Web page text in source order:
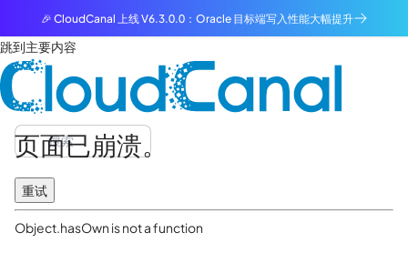
🎉 CloudCanal 上线 V6.3.0.0：Oracle 目标端写入性能大幅提升
跳到主要内容
页面已崩溃。
重试
Object.hasOwn is not a function